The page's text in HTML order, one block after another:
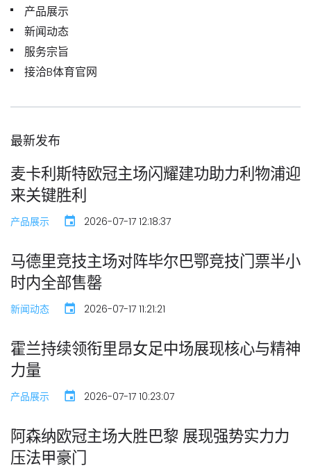
产品展示
新闻动态
服务宗旨
接洽B体育官网
最新发布
麦卡利斯特欧冠主场闪耀建功助力利物浦迎
来关键胜利
产品展示 2026-07-17 12:18:37
马德里竞技主场对阵毕尔巴鄂竞技门票半小
时内全部售罄
新闻动态 2026-07-17 11:21:21
霍兰持续领衔里昂女足中场展现核心与精神
力量
产品展示 2026-07-17 10:23:07
阿森纳欧冠主场大胜巴黎 展现强势实力力
压法甲豪门